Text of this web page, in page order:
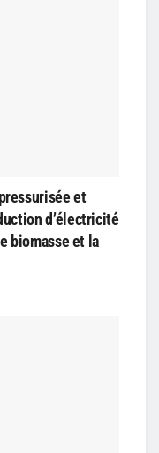
et
d’électricité
biomasse et la